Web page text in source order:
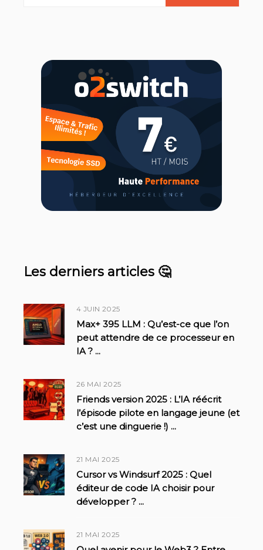
Les derniers articles 🤔
4 JUIN 2025
Max+ 395 LLM : Qu’est-ce que l’on
peut attendre de ce processeur en
IA ? ...
26 MAI 2025
Friends version 2025 : L’IA réécrit
l’épisode pilote en langage jeune (et
c’est une dinguerie !) ...
21 MAI 2025
Cursor vs Windsurf 2025 : Quel
éditeur de code IA choisir pour
développer ? ...
21 MAI 2025